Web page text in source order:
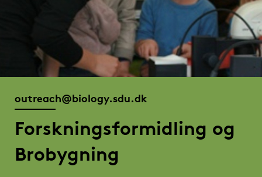
outreach@biology.sdu.dk
Forskningsformidling og
Brobygning